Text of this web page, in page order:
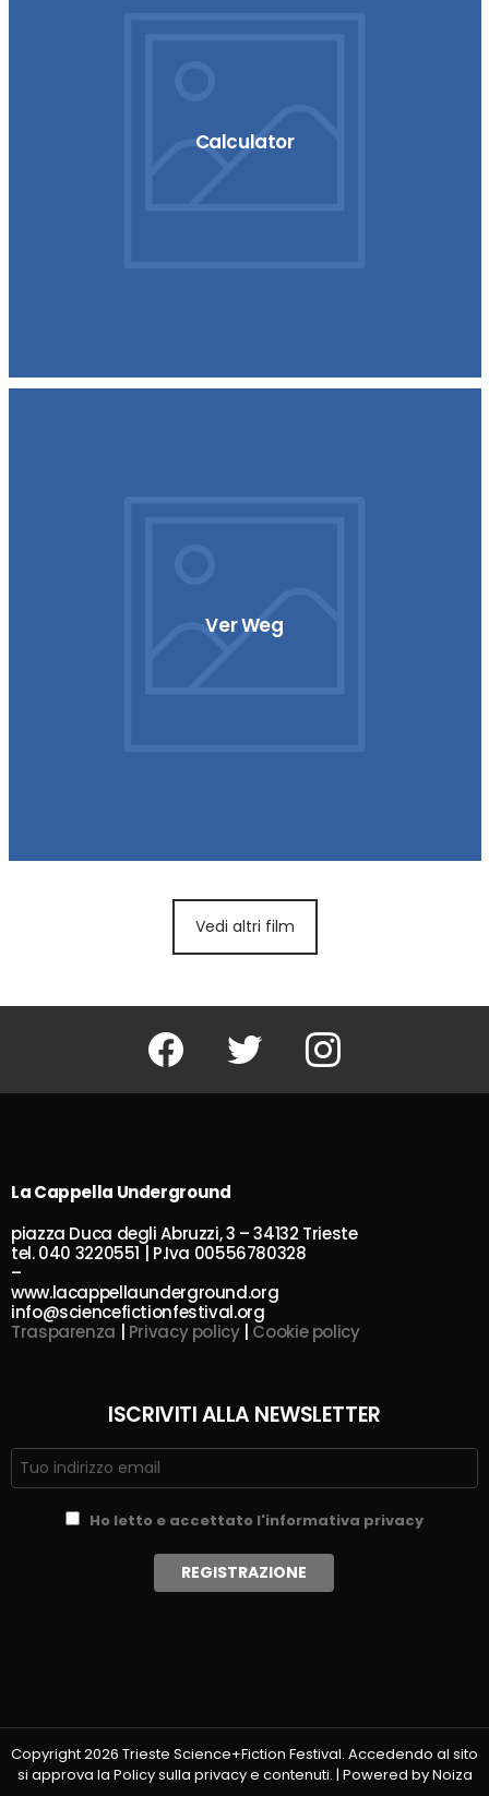
Calculator
Ver Weg
Vedi altri film
Facebook Twitter Instagram
La Cappella Underground
piazza Duca degli Abruzzi, 3 – 34132 Trieste
tel. 040 3220551 | P.Iva 00556780328
–
www.lacappellaunderground.org
info@sciencefictionfestival.org
Trasparenza | Privacy policy| Cookie policy
ISCRIVITI ALLA NEWSLETTER
Ho letto e accettato l'informativa privacy
Copyright 2026 Trieste Science+Fiction Festival. Accedendo al sito
si approva la Policy sulla privacy e contenuti. | Powered by Noiza